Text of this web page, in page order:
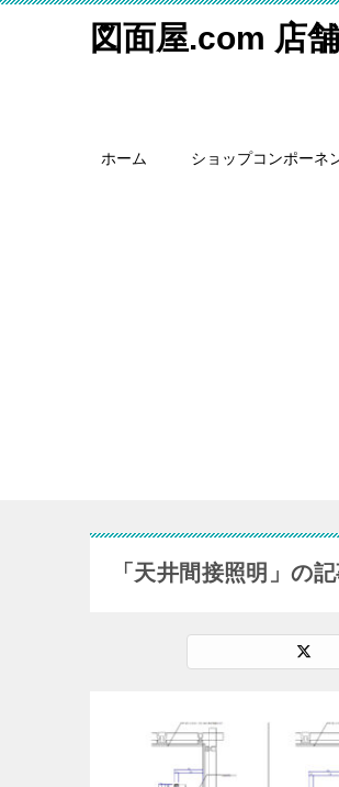
図面屋.com 店
ホーム ショップコンポーネ
「天井間接照明」の